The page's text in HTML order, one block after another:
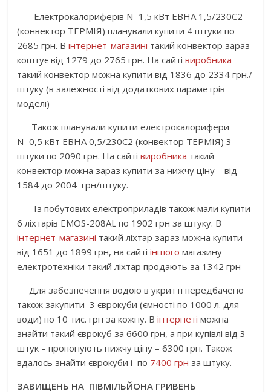
Електрокалориферів N=1,5 кВт EBHA 1,5/230С2
(конвектор ТЕРМІЯ) планували купити 4 штуки по
2685 грн. Вінтернет-магазині такий конвектор зараз
коштує від 1279 до 2765 грн. На сайтівиробника
такий конвектор можна купити від 1836 до 2334 грн./
штуку (в залежності від додаткових параметрів
моделі)
Також планували купити електрокалорифери
N=0,5 кВт EBHA 0,5/230С2 (конвектор ТЕРМІЯ) 3
штуки по 2090 грн. На сайтівиробника такий
конвектор можна зараз купити за нижчу ціну – від
1584 до 2004 грн/штуку.
Із побутових електроприладів також мали купити
6 ліхтарів EMOS-208AL по 1902 грн за штуку. В
інтернет-магазині такий ліхтар зараз можна купити
від 1651 до 1899 грн, на сайтііншого магазину
електротехніки такий ліхтар продають за 1342 грн
Для забезпечення водою в укритті передбачено
також закупити 3 єврокуби (ємності по 1000 л. для
води) по 10 тис. грн за кожну. Вінтернеті можна
знайти такий єврокуб за 6600 грн, а при купівлі від 3
штук – пропонують нижчу ціну – 6300 грн. Також
вдалось знайти єврокуби і по 7400 грн за штуку.
ЗАВИЩЕНЬ НА ПІВМІЛЬЙОНА ГРИВЕНЬ